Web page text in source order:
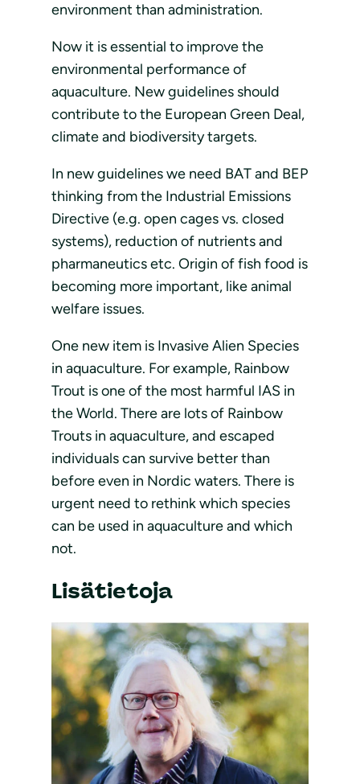
environment than administration.
Now it is essential to improve the
environmental performance of
aquaculture. New guidelines should
contribute to the European Green Deal,
climate and biodiversity targets.
In new guidelines we need BAT and BEP
thinking from the Industrial Emissions
Directive (e.g. open cages vs. closed
systems), reduction of nutrients and
pharmaneutics etc. Origin of fish food is
becoming more important, like animal
welfare issues.
One new item is Invasive Alien Species
in aquaculture. For example, Rainbow
Trout is one of the most harmful IAS in
the World. There are lots of Rainbow
Trouts in aquaculture, and escaped
individuals can survive better than
before even in Nordic waters. There is
urgent need to rethink which species
can be used in aquaculture and which
not.
Lisätietoja